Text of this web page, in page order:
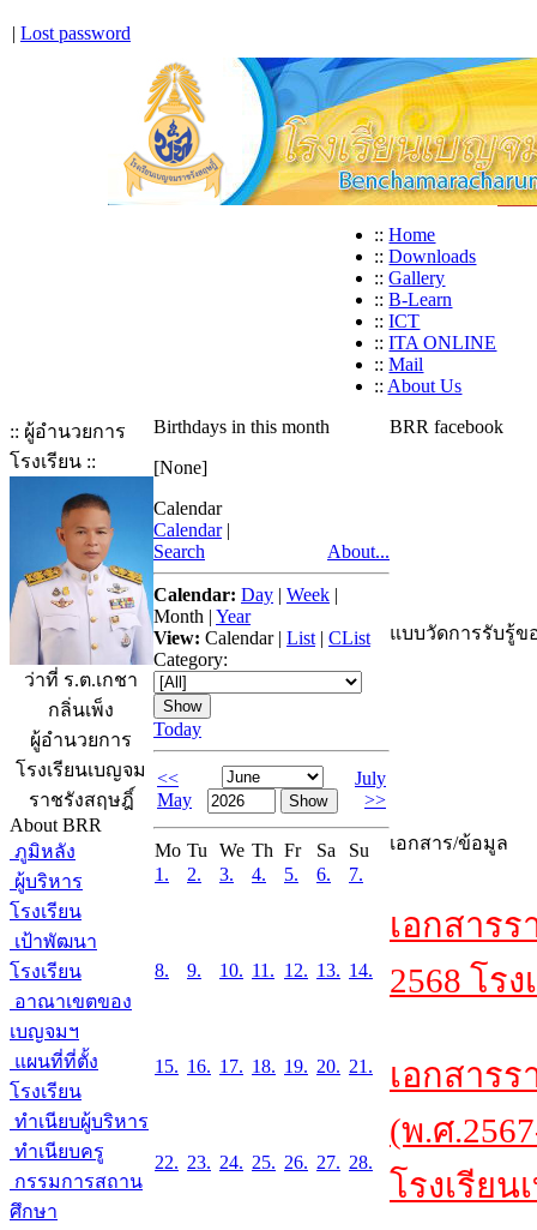
| Lost password
:: Home
:: Downloads
:: Gallery
:: B-Learn
:: ICT
:: ITA ONLINE
:: Mail
:: About Us
:: ผู้อำนวยการ
โรงเรียน ::
ว่าที่ ร.ต.เกชา
กลิ่นเพ็ง
ผู้อำนวยการ
โรงเรียนเบญจม
ราชรังสฤษฎิ์
About BRR
ภูมิหลัง
ผู้บริหาร
โรงเรียน
เป้าพัฒนา
โรงเรียน
อาณาเขตของ
เบญจมฯ
แผนที่ที่ตั้ง
โรงเรียน
ทำเนียบผู้บริหาร
ทำเนียบครู
กรรมการสถาน
ศึกษา
Birthdays in this month
[None]
Calendar
Calendar |
Search
About...
Calendar: Day | Week |
Month | Year
View: Calendar| List | CList
Category:
Today
<<
May
July
>>
Mo Tu We Th Fr Sa
Su
1.
2. 3. 4. 5. 6. 7.
8. 9. 10. 11. 12. 13. 14.
15. 16. 17. 18. 19. 20. 21.
22. 23. 24. 25. 26. 27. 28.
BRR facebook
แบบวัดการรับรู้ข
เอกสาร/ข้อมูล
เอกสาร
2568 โร
เอกสาร
(พ.ศ
โรงเรีย